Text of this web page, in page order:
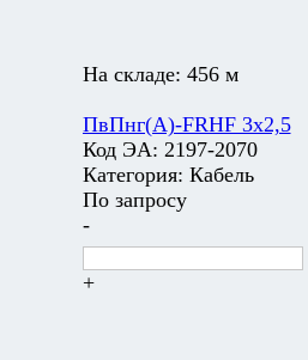
На складе: 456 м
ПвПнг(А)-FRHF 3х2,5
Код ЭА: 2197-2070
Категория: Кабель
По запросу
-
+